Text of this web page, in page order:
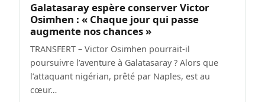
Galatasaray espère conserver Victor
Osimhen : « Chaque jour qui passe
augmente nos chances »
TRANSFERT – Victor Osimhen pourrait-il
poursuivre l’aventure à Galatasaray ? Alors que
l’attaquant nigérian, prêté par Naples, est au
cœur…